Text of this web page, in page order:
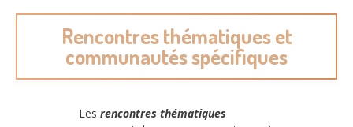
Rencontres thématiques et
communautés spécifiques
Les rencontres thématiques